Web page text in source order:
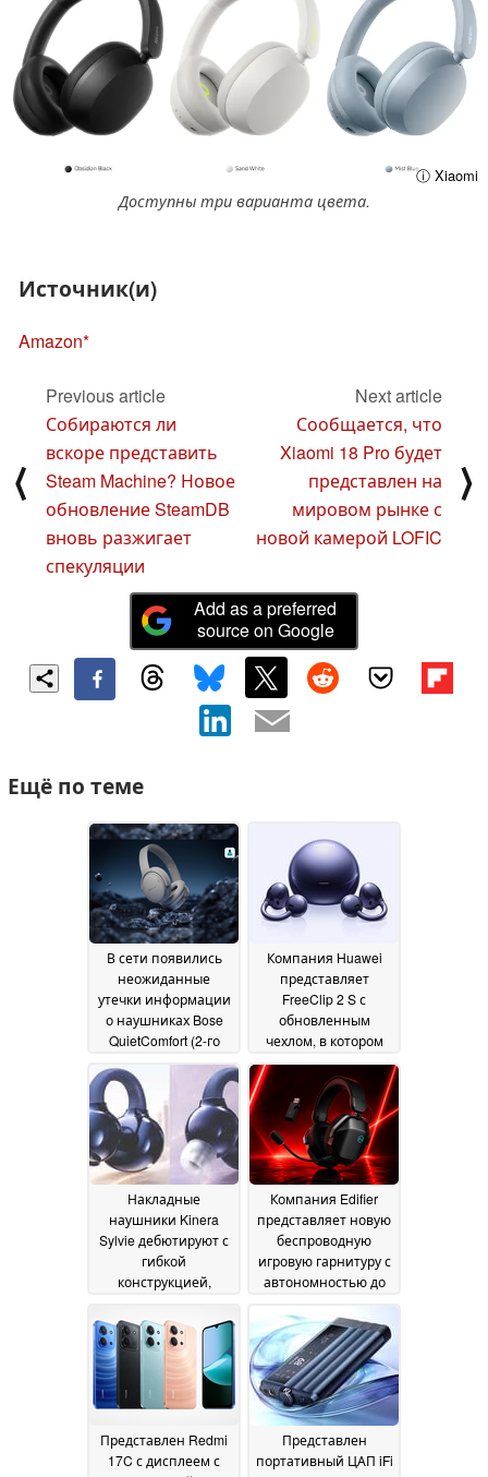
ⓘ Xiaomi
Доступны три варианта цвета.
Источник(и)
Amazon
⟨
Previous article
Собираются ли
вскоре представить
Steam Machine? Новое
обновление SteamDB
вновь разжигает
спекуляции
Next article
Сообщается, что
Xiaomi 18 Pro будет
представлен на
мировом рынке с
новой камерой LOFIC
⟩
Add as a preferred
source on Google
Ещё по теме
В сети появились
неожиданные
утечки информации
о наушниках Bose
QuietComfort (2-го
поколения) с новым
дизайном и
технологией
TrueSpatial
20 July 2026
Компания Huawei
представляет
FreeClip 2 S с
обновленным
чехлом, в котором
можно хранить
наушники и
украшения14 July 2026
Накладные
наушники Kinera
Sylvie дебютируют с
гибкой
конструкцией,
носить их как в
открытом, так и во
вставном режиме03
Компания Edifier
представляет новую
беспроводную
игровую гарнитуру с
автономностью до
02 July 2026
Представлен Redmi
17C с дисплеем с
Представлен
портативный ЦАП iFi